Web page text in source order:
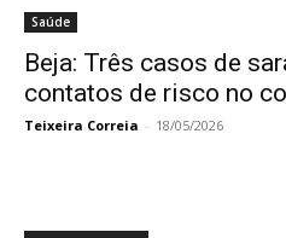
Saúde
Beja: Três casos de
contatos de risco no
Teixeira Correia - 18/05/2026